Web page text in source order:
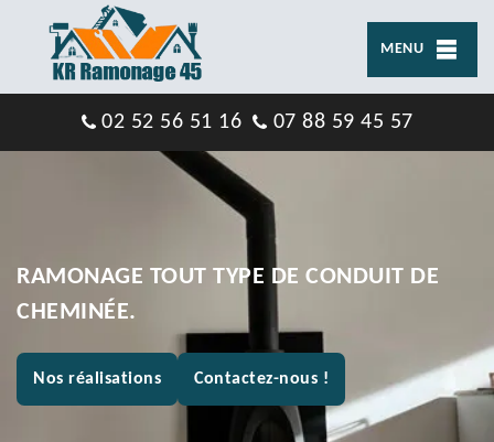
MENU
02 52 56 51 16 07 88 59 45 57
RAMONAGE TOUT TYPE DE CONDUIT DE
CHEMINÉE.
Nos réalisations Contactez-nous !